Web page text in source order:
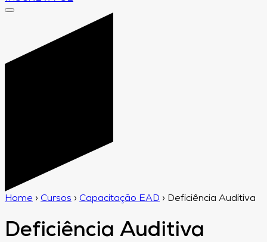
Home › Cursos › Capacitação EAD › Deficiência Auditiva
Deficiência Auditiva